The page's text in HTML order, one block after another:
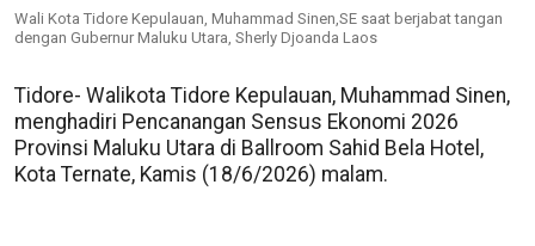
Wali Kota Tidore Kepulauan, Muhammad Sinen,SE saat berjabat tangan
dengan Gubernur Maluku Utara, Sherly Djoanda Laos
Tidore- Walikota Tidore Kepulauan, Muhammad Sinen,
menghadiri Pencanangan Sensus Ekonomi 2026
Provinsi Maluku Utara di Ballroom Sahid Bela Hotel,
Kota Ternate, Kamis (18/6/2026) malam.